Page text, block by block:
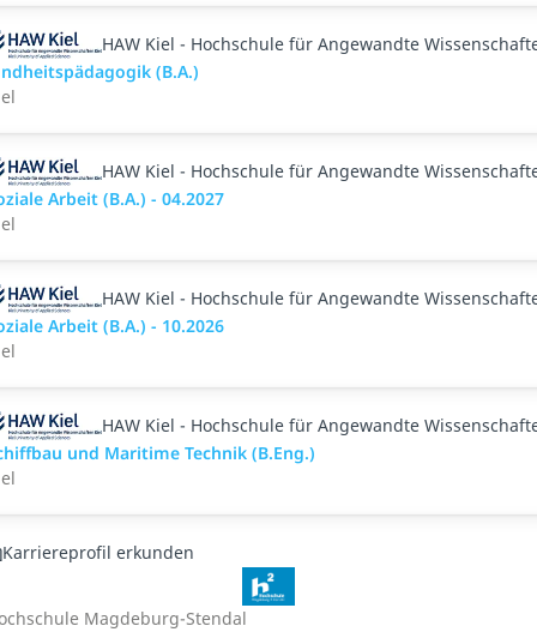
HAW Kiel - Hochschule für Angewandte
(B.A.)
HAW Kiel - Hochschule für Angewandte
Arbeit (B.A.) - 04.2027
HAW Kiel - Hochschule für Angewandte
Arbeit (B.A.) - 10.2026
HAW Kiel - Hochschule für Angewandte
und Maritime Technik (B.Eng.)
Karriereprofil erkunden
Magdeburg-Stendal